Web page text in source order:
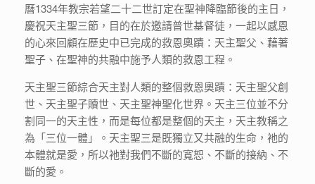
曆1334年教宗若望二十二世訂定在聖神降臨節後的主日，
慶祝天主聖三節，目的在於邀請普世基督徒，一起以感恩
的心來回顧在歷史中已完成的救恩奧蹟：天主聖父、藉著
聖子、在聖神的共融中施予人類的救恩工程。
天主聖三節綜合天主對人類的整個救恩奧蹟：天主聖父創
世、天主聖子贖世、天主聖神聖化世界。天主三位並不分
割同一的天主性，而是每位都是整個的天主，天主教稱之
為「三位一體」。天主聖三是既獨立又共融的生命，祂的
本體就是愛，所以祂對我們不斷的寬恕、不斷的接納、不
斷的愛。